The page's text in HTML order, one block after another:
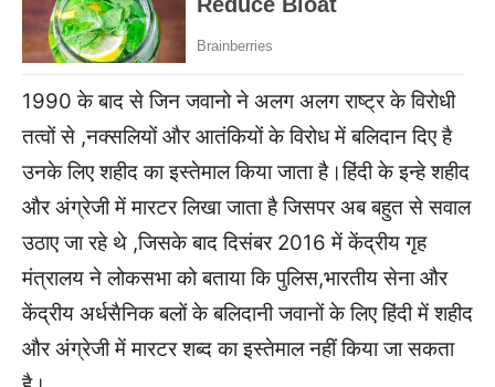
1990 के बाद से जिन जवानो ने अलग अलग राष्ट्र के विरोधी
तत्वों से ,नक्सलियों और आतंकियों के विरोध में बलिदान दिए है
उनके लिए शहीद का इस्तेमाल किया जाता है।हिंदी के इन्हे शहीद
और अंग्रेजी में मारटर लिखा जाता है जिसपर अब बहुत से सवाल
उठाए जा रहे थे ,जिसके बाद दिसंबर 2016 में केंद्रीय गृह
मंत्रालय ने लोकसभा को बताया कि पुलिस,भारतीय सेना और
केंद्रीय अर्धसैनिक बलों के बलिदानी जवानों के लिए हिंदी में शहीद
और अंग्रेजी में मारटर शब्द का इस्तेमाल नहीं किया जा सकता